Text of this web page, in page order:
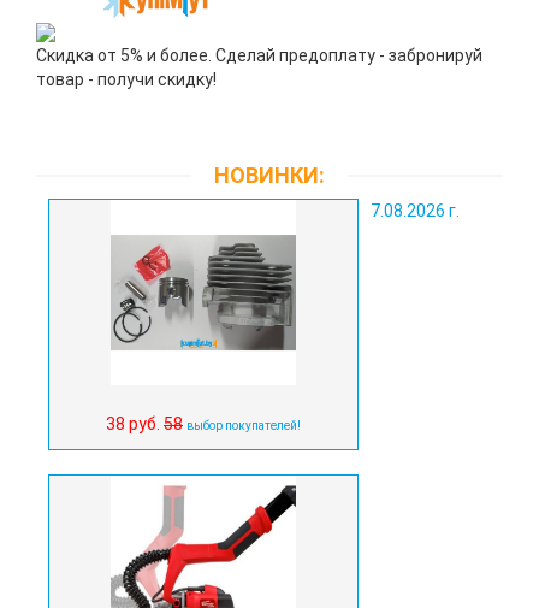
Скидка от 5% и более. Сделай предоплату - забронируй
товар - получи скидку!
НОВИНКИ:
7.08.2026 г.
38 руб. 58 выбор покупателей!